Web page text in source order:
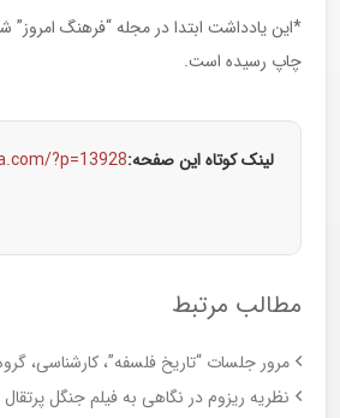
چاپ رسیده است.
لینک کوتاه این صفحه:?p=13928
مطالب مرتبط
مرور جلسات “تاریخ فلسفه”، کارشناسی،
نظریه ریزوم در نگاهی به فیلم جنگل پرتقال